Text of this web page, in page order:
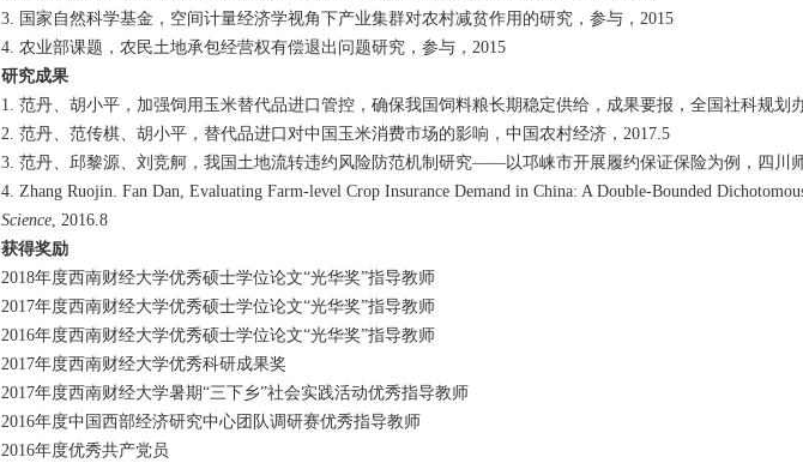
3. 国家自然科学基金，空间计量经济学视角下产业集群对农村减贫作用的研究，参与，2015
4. 农业部课题，农民土地承包经营权有偿退出问题研究，参与，2015
研究成果
1. 范丹、胡小平，加强饲用玉米替代品进口管控，确保我国饲料粮长期稳定供给，成果要报，全国社科规划
2. 范丹、范传棋、胡小平，替代品进口对中国玉米消费市场的影响，中国农村经济，2017.5
3. 范丹、邱黎源、刘竞舸，我国土地流转违约风险防范机制研究——以邛崃市开展履约保证保险为例，四川
4. Zhang Ruojin. Fan Dan, Evaluating Farm-level Crop Insurance Demand in China: A Double-Bounded
Science, 2016.8
获得奖励
2018年度西南财经大学优秀硕士学位论文“光华奖”指导教师
2017年度西南财经大学优秀硕士学位论文“光华奖”指导教师
2016年度西南财经大学优秀硕士学位论文“光华奖”指导教师
2017年度西南财经大学优秀科研成果奖
2017年度西南财经大学暑期“三下乡”社会实践活动优秀指导教师
2016年度中国西部经济研究中心团队调研赛优秀指导教师
2016年度优秀共产党员